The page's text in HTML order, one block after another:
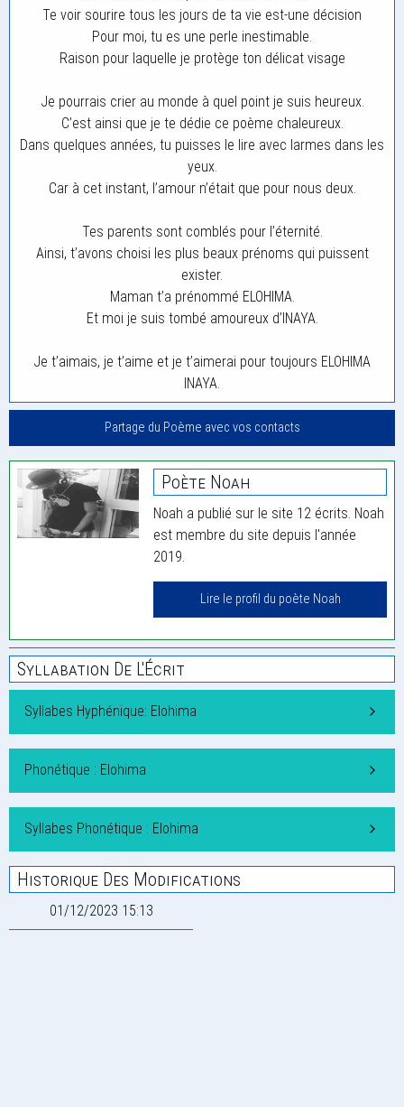
Te voir sourire tous les jours de ta vie est-une décision
Pour moi, tu es une perle inestimable.
Raison pour laquelle je protège ton délicat visage
Je pourrais crier au monde à quel point je suis heureux.
C’est ainsi que je te dédie ce poème chaleureux.
Dans quelques années, tu puisses le lire avec larmes dans les
yeux.
Car à cet instant, l’amour n’était que pour nous deux.
Tes parents sont comblés pour l’éternité.
Ainsi, t’avons choisi les plus beaux prénoms qui puissent
exister.
Maman t’a prénommé ELOHIMA.
Et moi je suis tombé amoureux d’INAYA.
Je t’aimais, je t’aime et je t’aimerai pour toujours ELOHIMA
INAYA.
Partage du Poème avec vos contacts
Poète Noah
Noah a publié sur le site 12 écrits. Noah
est membre du site depuis l'année
2019.
Lire le profil du poète Noah
Syllabation De L'Écrit
Syllabes Hyphénique: Elohima
Phonétique : Elohima
Syllabes Phonétique : Elohima
Historique Des Modifications
01/12/2023 15:13